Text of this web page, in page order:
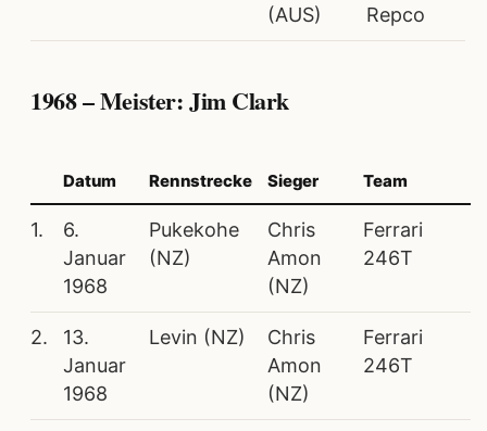
(AUS)
Repco
1968 – Meister: Jim Clark
Datum Rennstrecke Sieger Team
1.
6.
Januar
1968
Pukekohe
(NZ)
Chris
Amon
(NZ)
Ferrari
246T
2.
13.
Januar
1968
Levin (NZ)
Chris
Amon
(NZ)
Ferrari
246T